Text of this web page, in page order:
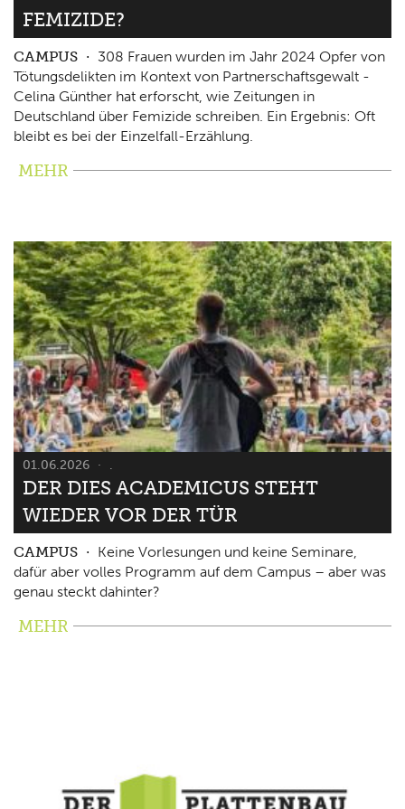
FEMIZIDE?
CAMPUS
308 Frauen wurden im Jahr 2024 Opfer von
Tötungsdelikten im Kontext von Partnerschaftsgewalt -
Celina Günther hat erforscht, wie Zeitungen in
Deutschland über Femizide schreiben. Ein Ergebnis: Oft
bleibt es bei der Einzelfall-Erzählung.
MEHR
01.06.2026 .
DER DIES ACADEMICUS STEHT
WIEDER VOR DER TÜR
CAMPUS
Keine Vorlesungen und keine Seminare,
dafür aber volles Programm auf dem Campus – aber was
genau steckt dahinter?
MEHR